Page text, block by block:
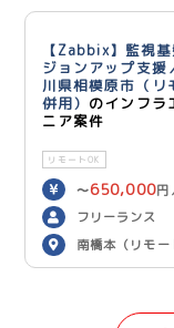
【Zabbix】監視
ジョンアップ支援
川県相模原市（リ
併用） のインフラ
ニア案件
リモートOK
〜650,000円
フリーランス
南橋本（リモー
用）